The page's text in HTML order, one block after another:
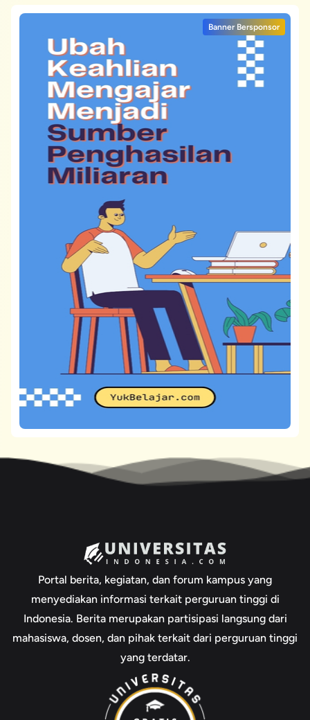
Banner Bersponsor
Portal berita, kegiatan, dan forum kampus yang
menyediakan informasi terkait perguruan tinggi di
Indonesia. Berita merupakan partisipasi langsung dari
mahasiswa, dosen, dan pihak terkait dari perguruan tinggi
yang terdatar.